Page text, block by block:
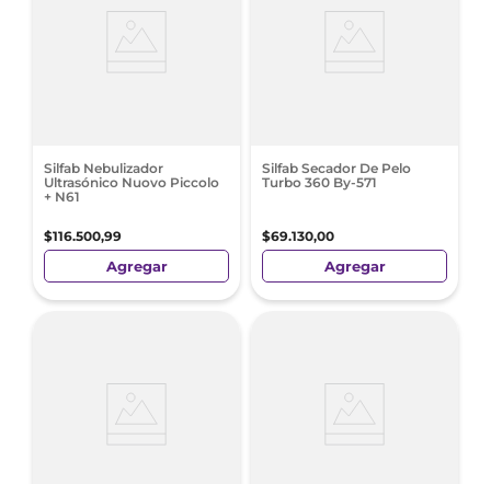
Silfab Nebulizador
Ultrasónico Nuovo Piccolo
+ N61
$116.500,99
Agregar
Silfab Secador De Pelo
Turbo 360 By-571
$69.130,00
Agregar